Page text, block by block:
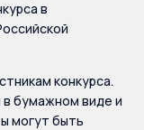
в
конкурса.
бумажном виде и
могут быть